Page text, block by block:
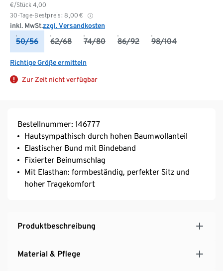
€/Stück 4,00
30-Tage-Bestpreis: 8,00 €
inkl. MwSt.zzgl. Versandkosten
50/56 62/68 74/80 86/92 98/104
Richtige Größe ermitteln
Zur Zeit nicht verfügbar
Bestellnummer: 146777
Hautsympathisch durch hohen Baumwollanteil
Elastischer Bund mit Bindeband
Fixierter Beinumschlag
Mit Elasthan: formbeständig, perfekter Sitz und
hoher Tragekomfort
Produktbeschreibung
Material & Pflege